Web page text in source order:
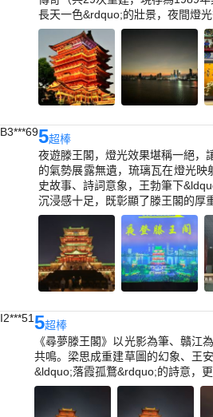
長天一色&rdquo;的壯景，夜間燈
B3***695超棒
夜遊滕王閣，燈光效果堪稱一絕，
的氣勢展露無遺，琉璃瓦在燈光
史故事、詩詞意象，王勃筆下
沉浸感十足，既彰顯了滕王閣的厚
I2***515超棒
《尋夢滕王閣》以光影為筆、贛
共鳴。梁思成重建草圖的幻象、王
&ldquo;落霞孤鶩&rdquo;的詩意，